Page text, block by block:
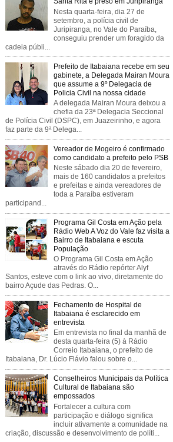
Nesta quarta-feira, dia 27 de
setembro, a polícia civil de
Juripiranga, no Vale do Paraíba,
conseguiu prender um foragido da
cadeia públi...
Prefeito de Itabaiana recebe em seu
gabinete, a Delegada Mairan Moura
que assume a 9º Delegacia de
Policia Civil na nossa cidade
A delegada Mairan Moura deixou a
chefia da 23ª Delegacia Seccional
de Polícia Civil (DSPC), em Juazeirinho, e agora
faz parte da 9ª Delega...
Vereador de Mogeiro é confirmado
como candidato a prefeito pelo PSB
Neste sábado dia 20 de fevereiro,
mais de 160 candidatos a prefeitos
e prefeitas e ainda vereadores de
toda a Paraíba estiveram
participand...
Programa Gil Costa em Ação pela
Rádio Web A Voz do Vale faz visita a
Bairro de Itabaiana e escuta
População
O Programa Gil Costa em Ação
através do Rádio repórter Alyf
Santos, esteve com o link ao vivo, diretamente do
bairro Açude das Pedras. O...
Fechamento de Hospital de
Itabaiana é esclarecido em
entrevista
Em entrevista no final da manhã de
desta quarta-feira (5) à Rádio
Correio Itabaiana, o prefeito de
Itabaiana, Dr. Lúcio Flávio falou sobre o...
Conselheiros Municipais da Política
Cultural de Itabaiana são
empossados
Fortalecer a cultura com
participação e diálogo significa
incluir ativamente a comunidade na
criação, discussão e desenvolvimento de políti...